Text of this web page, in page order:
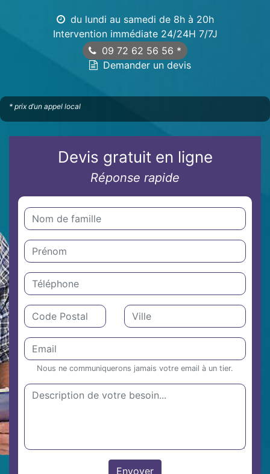
du lundi au samedi de 8h à 20h
Intervention immédiate 24/24H 7/7J
09 72 62 56 56 *
Demander un devis
* prix d’un appel local
Devis gratuit en ligne
Réponse rapide
Nous ne communiquerons jamais votre email à un tier.